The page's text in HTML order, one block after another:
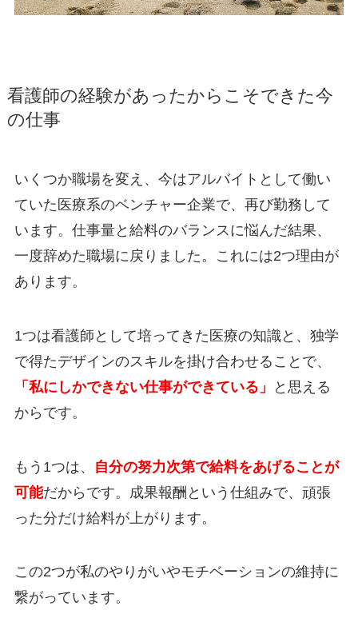
看護師の経験があったからこそできた今
の仕事
いくつか職場を変え、今はアルバイトとして働い
ていた医療系のベンチャー企業で、再び勤務して
います。仕事量と給料のバランスに悩んだ結果、
一度辞めた職場に戻りました。これには2つ理由が
あります。
1つは看護師として培ってきた医療の知識と、独学
で得たデザインのスキルを掛け合わせることで、
「私にしかできない仕事ができている」
と思える
からです。
もう1つは、
自分の努力次第で給料をあげることが
可能だからです。成果報酬という仕組みで、頑張
った分だけ給料が上がります。
この2つが私のやりがいやモチベーションの維持に
繋がっています。